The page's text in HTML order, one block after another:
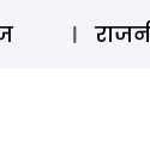
लॉग इन